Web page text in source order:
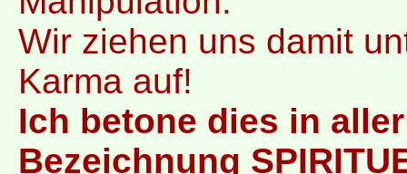
Wir ziehen uns damit
Karma auf!
Ich betone dies in
Bezeichnung